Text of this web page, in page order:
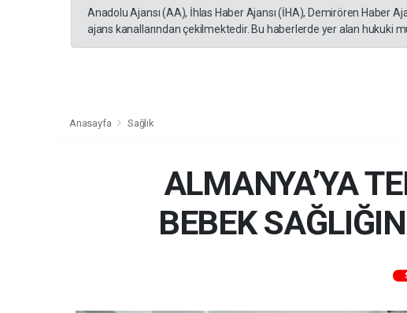
Anadolu Ajansı (AA), İhlas Haber Ajansı (İHA), Demirören Haber
ajans kanallarından çekilmektedir. Bu haberlerde yer alan
Anasayfa Sağlık
ALMANYA’YA
BEBEK